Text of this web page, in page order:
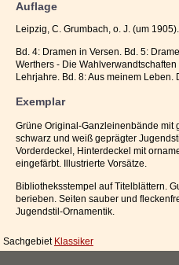
Auflage
Leipzig, C. Grumbach, o. J. (um 1905).
Bd. 4: Dramen in Versen. Bd. 5:
Werthers - Die
Lehrjahre. Bd. 8: Aus meinem Leben.
Exemplar
Grüne Original-Ganzleinenbände mit
schwarz und weiß geprägter
Vorderdeckel, Hinterdeckel mit
eingefärbt. Illustrierte Vorsätze.
Bibliotheksstempel auf Titelblättern.
berieben. Seiten sauber und
Jugendstil-Ornamentik.
Sachgebiet Klassiker